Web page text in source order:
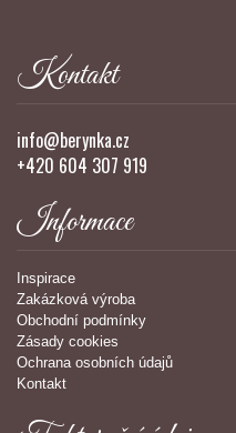
Kontakt
info@berynka.cz
+420 604 307 919
Informace
Inspirace
Zakázková výroba
Obchodní podmínky
Zásady cookies
Ochrana osobních údajů
Kontakt